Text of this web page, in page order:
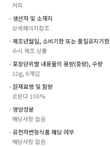
커피
ㆍ생산자 및 소재지
상세페이지참조
ㆍ제조년월일, 소비기한 또는 품질유지기한
수시 제조 상품
ㆍ포장단위별 내용물의 용량(중량), 수량
10g, 8개입
ㆍ원재료명 및 함량
르완다 100%
ㆍ영양성분
해당사항 없음
ㆍ유전자변형식품 해당 여부
해당사항 없음